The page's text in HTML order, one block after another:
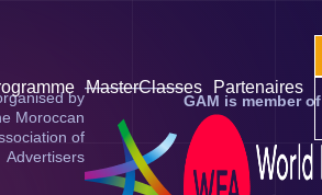
MasterClasses Partenaires
by
Moroccan
of
Advertisers
GAM is member of